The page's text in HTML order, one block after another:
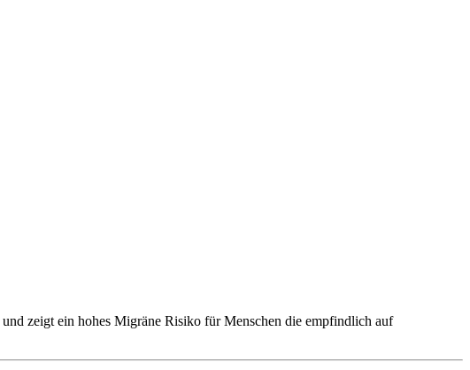
und zeigt ein hohes Migräne Risiko für Menschen die empfindlich auf